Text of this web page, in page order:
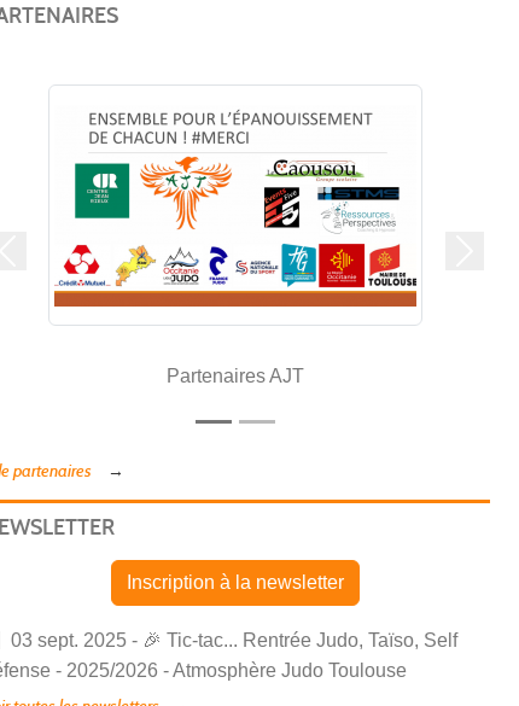
Partenaires AJT
Précedent
partenaires
Inscription à la newsletter
03 sept. 2025 - 🎉 Tic-tac... Rentrée Judo, Taïso, Self
- 2025/2026 - Atmosphère Judo Toulouse